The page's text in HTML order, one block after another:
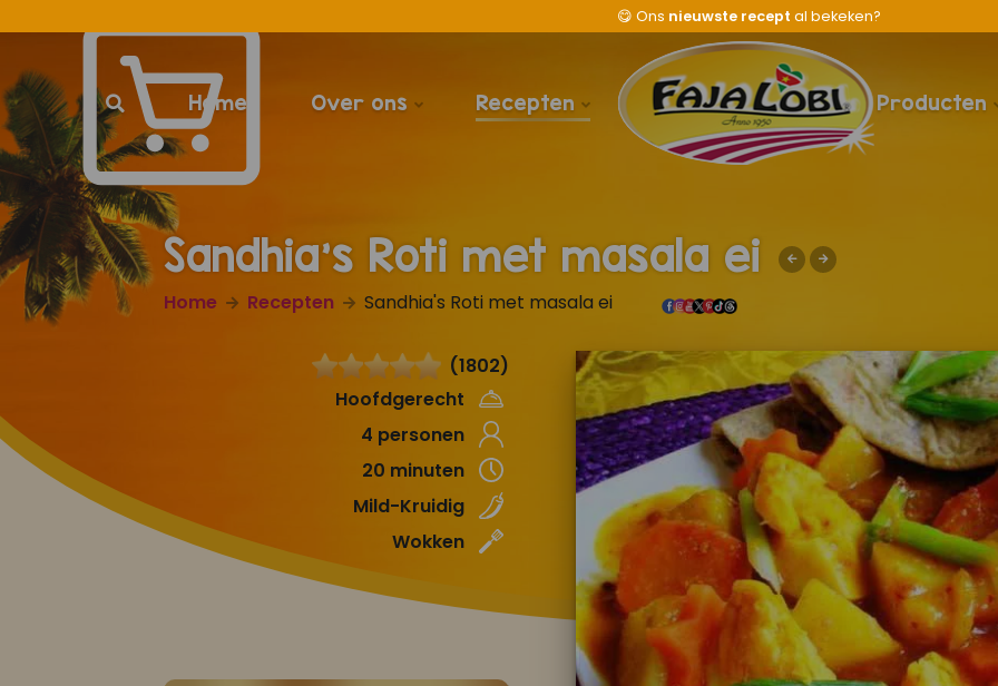
😋 Ons nieuwste recept al bekeken?
Home Over ons Recepten Producten
Sandhia's Roti met masala ei
Home Recepten Sandhia's Roti met masala ei
(1802)
Hoofdgerecht
4 personen
20 minuten
Mild-Kruidig
Wokken